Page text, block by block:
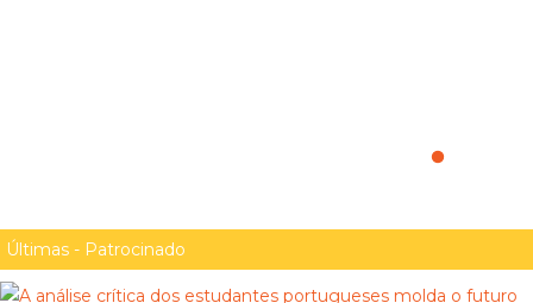
Últimas - Patrocinado